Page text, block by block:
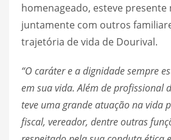
homenageado, esteve presente
juntamente com outros
trajetória de vida de Dourival.
“O caráter e a dignidade sempre
em sua vida. Além de profissional
teve uma grande atuação na vida
fiscal, vereador, dentre outras